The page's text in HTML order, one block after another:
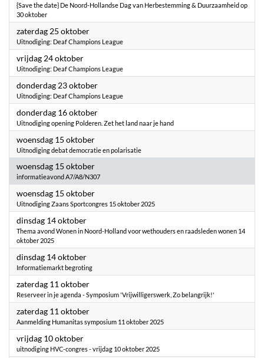
{Save the date} De Noord-Hollandse Dag van Herbestemming & Duurzaamheid op
30 oktober
zaterdag 25 oktober2025
Uitnodiging: Deaf Champions League
vrijdag 24 oktober2025
Uitnodiging: Deaf Champions League
donderdag 23 oktober2025
Uitnodiging: Deaf Champions League
donderdag 16 oktober2025
Uitnodiging opening Polderen. Zet het land naar je hand
woensdag 15 oktober2025
Uitnodiging debat democratie en polarisatie
woensdag 15 oktober2025
informatieavond A7/A8/N307
woensdag 15 oktober2025
Uitnodiging Zaans Sportcongres 15 oktober 2025
dinsdag 14 oktober2025
Thema avond Wonen in Noord-Holland voor wethouders en raadsleden wonen 14
oktober 2025
dinsdag 14 oktober2025
Informatiemarkt begroting
zaterdag 11 oktober2025
Reserveer in je agenda - Symposium 'Vrijwilligerswerk, Zo belangrijk!'
zaterdag 11 oktober2025
Aanmelding Humanitas symposium 11 oktober 2025
vrijdag 10 oktober2025
uitnodiging HVC-congres - vrijdag 10 oktober 2025